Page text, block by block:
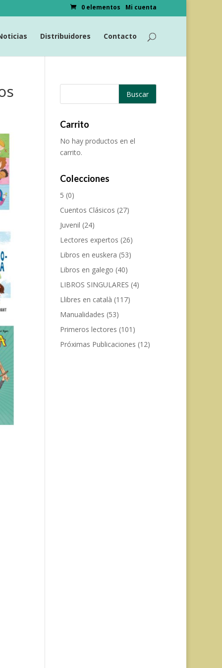
Mi cuenta
0 elementos
Distribuidores Contacto
Carrito
No hay productos en el
carrito.
Colecciones
5 (0)
Cuentos Clásicos (27)
Juvenil (24)
Lectores expertos (26)
Libros en euskera (53)
Libros en galego (40)
LIBROS SINGULARES (4)
Llibres en català (117)
Manualidades (53)
Primeros lectores (101)
Próximas Publicaciones (12)